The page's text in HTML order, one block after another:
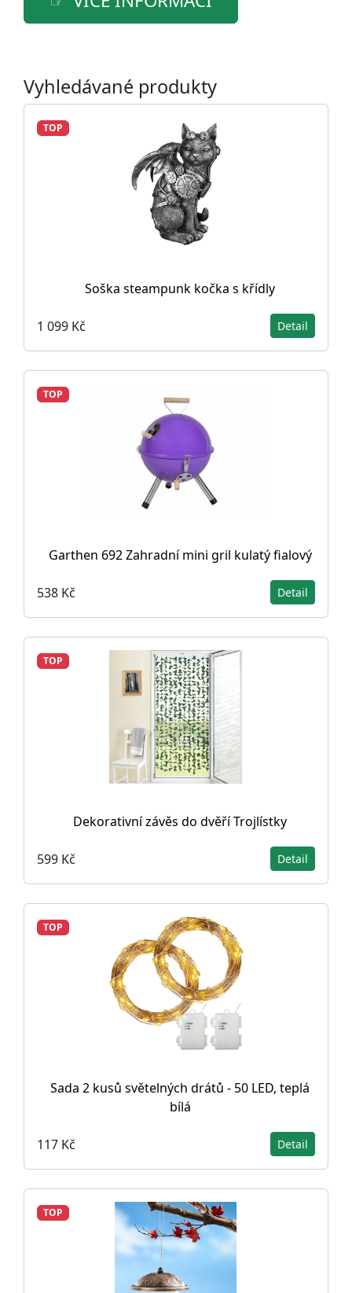
Vyhledávané produkty
TOP
Soška steampunk kočka s křídly
1 099 Kč Detail
TOP
Garthen 692 Zahradní mini gril kulatý fialový
538 Kč Detail
TOP
Dekorativní závěs do dvěří Trojlístky
599 Kč Detail
TOP
Sada 2 kusů světelných drátů - 50 LED, teplá
bílá
117 Kč Detail
TOP